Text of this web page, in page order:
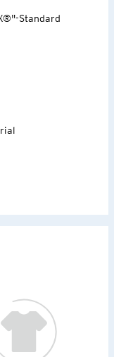
Standard